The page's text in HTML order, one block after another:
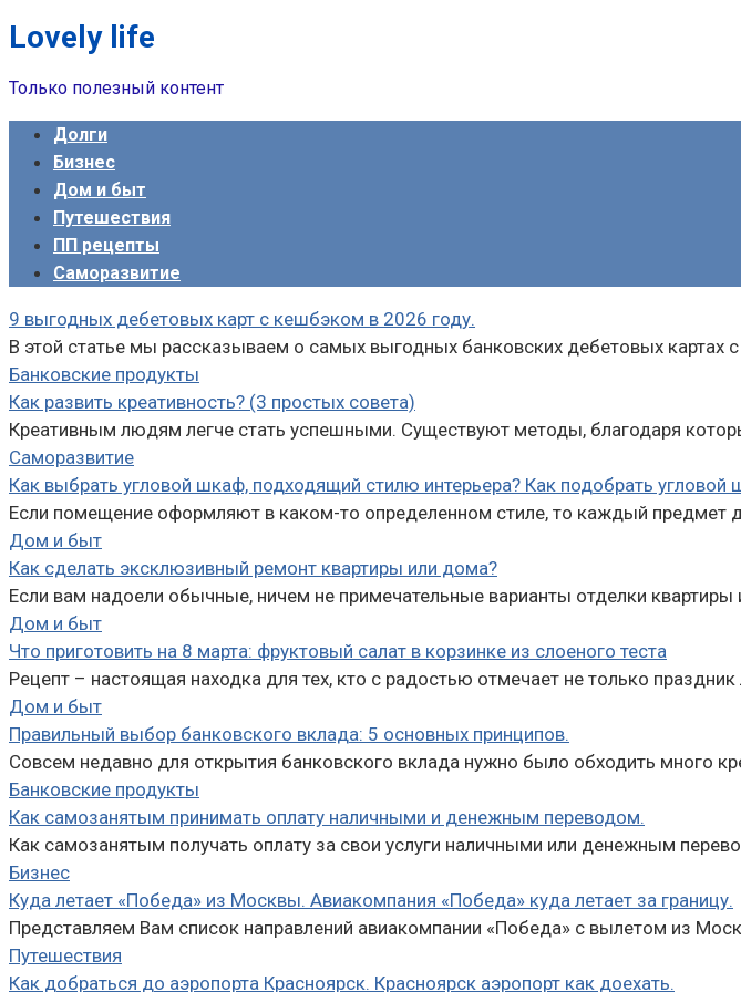
Перейти
контенту
Lovely life
Только полезный контент
Долги
Бизнес
Дом и быт
Путешествия
ПП рецепты
Саморазвитие
9 выгодных дебетовых карт с кешбэком в 2026 году.
В этой статье мы рассказываем о самых выгодных банковских дебетовых картах
Банковские продукты
Как развить креативность? (3 простых совета)
Креативным людям легче стать успешными. Существуют методы, благодаря
Саморазвитие
Как выбрать угловой шкаф, подходящий стилю интерьера? Как подобрать угловой
Если помещение оформляют в каком-то определенном стиле, то каждый предмет
Дом и быт
Как сделать эксклюзивный ремонт квартиры или дома?
Если вам надоели обычные, ничем не примечательные варианты отделки квартиры
Дом и быт
Что приготовить на 8 марта: фруктовый салат в корзинке из слоеного теста
Рецепт – настоящая находка для тех, кто с радостью отмечает не только
Дом и быт
Правильный выбор банковского вклада: 5 основных принципов.
Совсем недавно для открытия банковского вклада нужно было обходить много
Банковские продукты
Как самозанятым принимать оплату наличными и денежным переводом.
Как самозанятым получать оплату за свои услуги наличными или денежным
Бизнес
Куда летает «Победа» из Москвы. Авиакомпания «Победа» куда летает за границу.
Представляем Вам список направлений авиакомпании «Победа» с вылетом из
Путешествия
Как добраться до аэропорта Красноярск. Красноярск аэропорт как доехать.